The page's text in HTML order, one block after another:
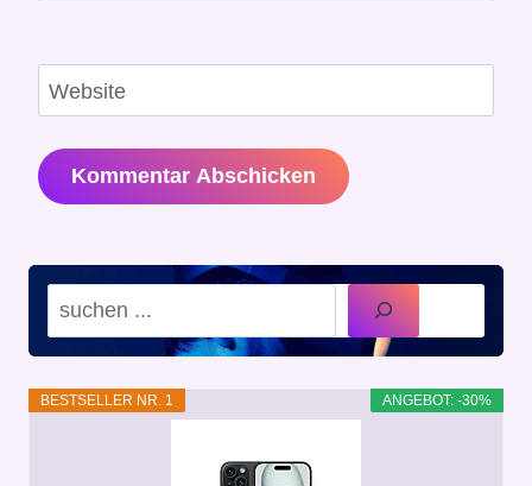
Website
Suchen
ANGEBOT: -30%
BESTSELLER NR. 1